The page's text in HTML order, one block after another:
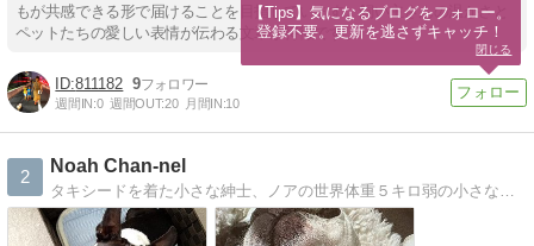
もが共感できる形で届けることを目指しています。飼い主さんの温かさと
ペットたちの愛しい表情が伝わる文章が特徴です。
811182 9
週間IN:0 週間OUT:20 月間IN:10
2
Noah Chan-nel
タキシードを着た小さな紳士、ノアの世界体重５キロ弱の小さなボストンテリア、ノアちゃんの気ままでご機嫌な日々の記録です。
【Tips】気になるブログをフォロー。
登録不要。更新を逃さずキャッチ！
閉じる